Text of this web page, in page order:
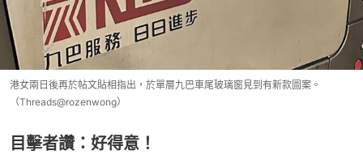
港女兩日後再於帖文貼相指出，於單層九巴車尾玻璃窗見到有新款圖案。
（Threads@rozenwong）
目擊者讚：好得意！